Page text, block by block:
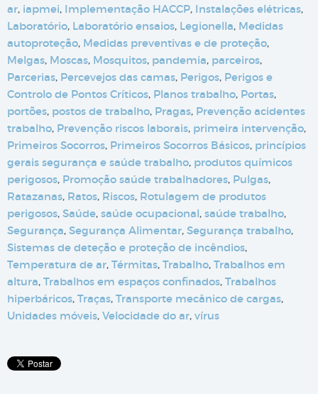
ar, iapmei, Implementação HACCP, Instalações elétricas,
Laboratório, Laboratório ensaios, Legionella, Medidas
autoproteção, Medidas preventivas e de proteção,
Melgas, Moscas, Mosquitos, pandemia, parceiros,
Parcerias, Percevejos das camas, Perigos, Perigos e
Controlo de Pontos Críticos, Planos trabalho, Portas,
portões, postos de trabalho, Pragas, Prevenção acidentes
trabalho, Prevenção riscos laborais, primeira intervenção,
Primeiros Socorros, Primeiros Socorros Básicos, princípios
gerais segurança e saúde trabalho, produtos químicos
perigosos, Promoção saúde trabalhadores, Pulgas,
Ratazanas, Ratos, Riscos, Rotulagem de produtos
perigosos, Saúde, saúde ocupacional, saúde trabalho,
Segurança, Segurança Alimentar, Segurança trabalho,
Sistemas de deteção e proteção de incêndios,
Temperatura de ar, Térmitas, Trabalho, Trabalhos em
altura, Trabalhos em espaços confinados, Trabalhos
hiperbáricos, Traças, Transporte mecânico de cargas,
Unidades móveis, Velocidade do ar, vírus